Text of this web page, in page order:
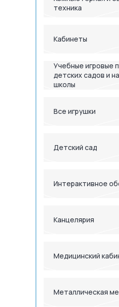
техника
Кабинеты
Учебные игровые
детских садов и
школы
Все игрушки
Детский сад
Интерактивное
Канцелярия
Медицинский
Металлическая